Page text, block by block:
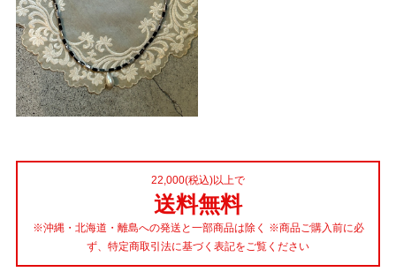
22,000(税込)以上で
送料無料
※沖縄・北海道・離島への発送と一部商品は除く ※商品ご購入前に必
ず、特定商取引法に基づく表記をご覧ください